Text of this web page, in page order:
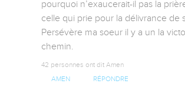
pourquoi n’exaucerait-il pas la
celle qui prie pour la délivrance de
Persévère ma soeur il y a un la
chemin.
42 personnes ont dit Amen
AMEN RÉPONDRE